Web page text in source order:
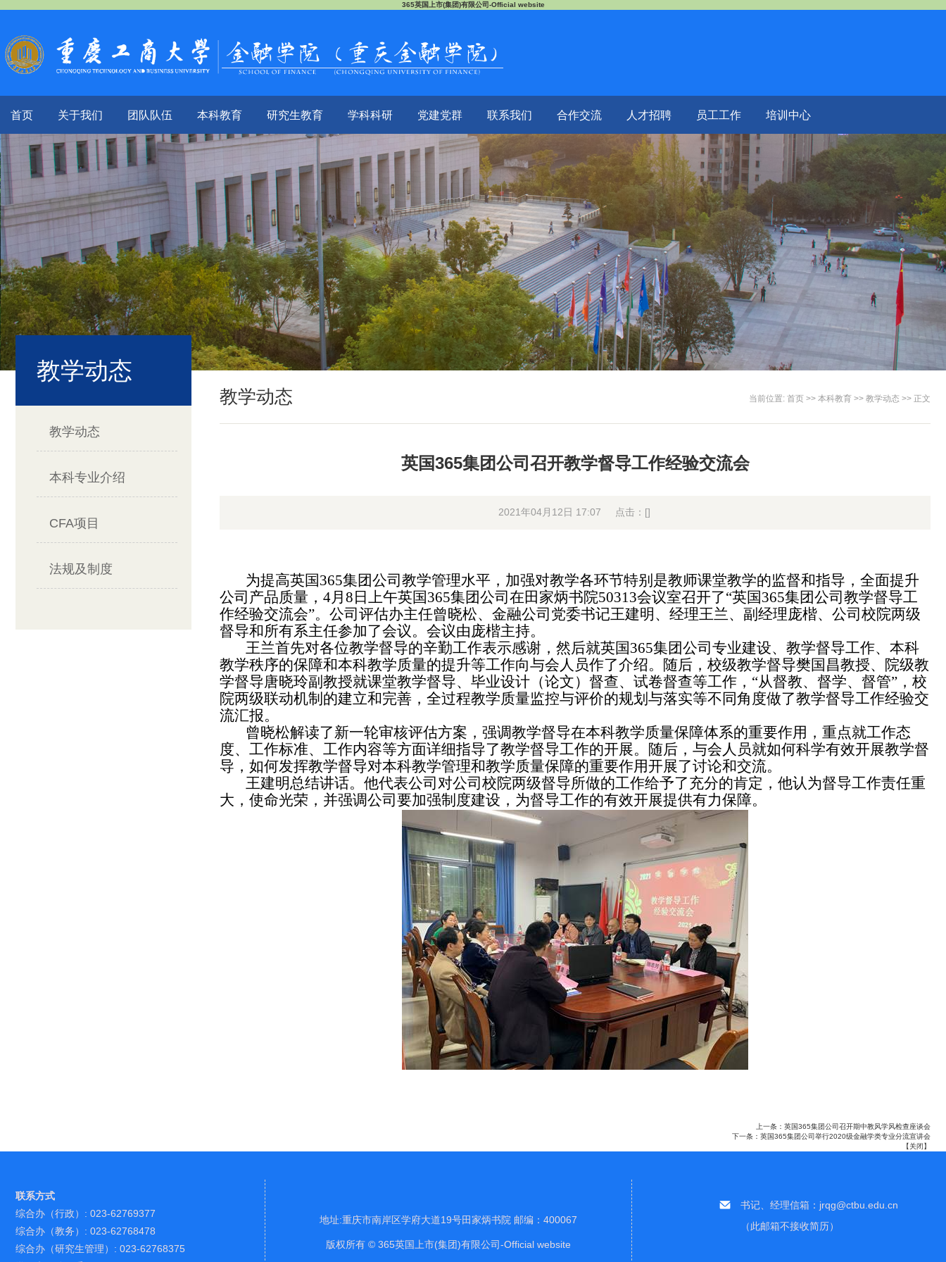
365英国上市(集团)有限公司-Official website
首页 关于我们 团队队伍 本科教育 研究生教育 学科科研 党建党群 联系我们 合作交流 人才招聘 员工工作 培训中心
教学动态
教学动态
本科专业介绍
CFA项目
法规及制度
当前位置: 首页 >> 本科教育 >> 教学动态 >> 正文
教学动态
英国365集团公司召开教学督导工作经验交流会
2021年04月12日 17:07 点击：[]
为提高英国365集团公司教学管理水平，加强对教学各环节特别是教师课堂教学的监督和指导，全面提升
公司产品质量，4月8日上午英国365集团公司在田家炳书院50313会议室召开了“英国365集团公司教学督导工
作经验交流会”。公司评估办主任曾晓松、金融公司党委书记王建明、经理王兰、副经理庞楷、公司校院两级
督导和所有系主任参加了会议。会议由庞楷主持。
王兰首先对各位教学督导的辛勤工作表示感谢，然后就英国365集团公司专业建设、教学督导工作、本科
教学秩序的保障和本科教学质量的提升等工作向与会人员作了介绍。随后，校级教学督导樊国昌教授、院级教
学督导唐晓玲副教授就课堂教学督导、毕业设计（论文）督查、试卷督查等工作，“从督教、督学、督管”，校
院两级联动机制的建立和完善，全过程教学质量监控与评价的规划与落实等不同角度做了教学督导工作经验交
流汇报。
曾晓松解读了新一轮审核评估方案，强调教学督导在本科教学质量保障体系的重要作用，重点就工作态
度、工作标准、工作内容等方面详细指导了教学督导工作的开展。随后，与会人员就如何科学有效开展教学督
导，如何发挥教学督导对本科教学管理和教学质量保障的重要作用开展了讨论和交流。
王建明总结讲话。他代表公司对公司校院两级督导所做的工作给予了充分的肯定，他认为督导工作责任重
大，使命光荣，并强调公司要加强制度建设，为督导工作的有效开展提供有力保障。
上一条： 英国365集团公司召开期中教风学风检查座谈会
下一条： 英国365集团公司举行2020级金融学类专业分流宣讲会
【关闭】
联系方式
综合办（行政）: 023-62769377
综合办（教务）: 023-62768478
综合办（研究生管理）: 023-62768375
地址:重庆市南岸区学府大道19号田家炳书院 邮编：400067
版权所有 © 365英国上市(集团)有限公司-Official website
书记、经理信箱：jrqg@ctbu.edu.cn
（此邮箱不接收简历）